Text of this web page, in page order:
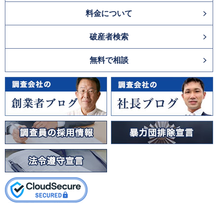
料金について
破産者検索
無料で相談